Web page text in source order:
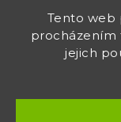
Tento web
procházením
jejich